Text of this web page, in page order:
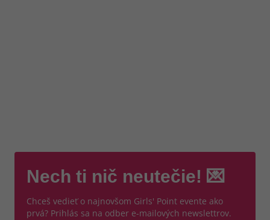
Nech ti nič neutečie! 💌
Chceš vedieť o najnovšom Girls' Point evente ako
prvá? Prihlás sa na odber e-mailových newslettrov.